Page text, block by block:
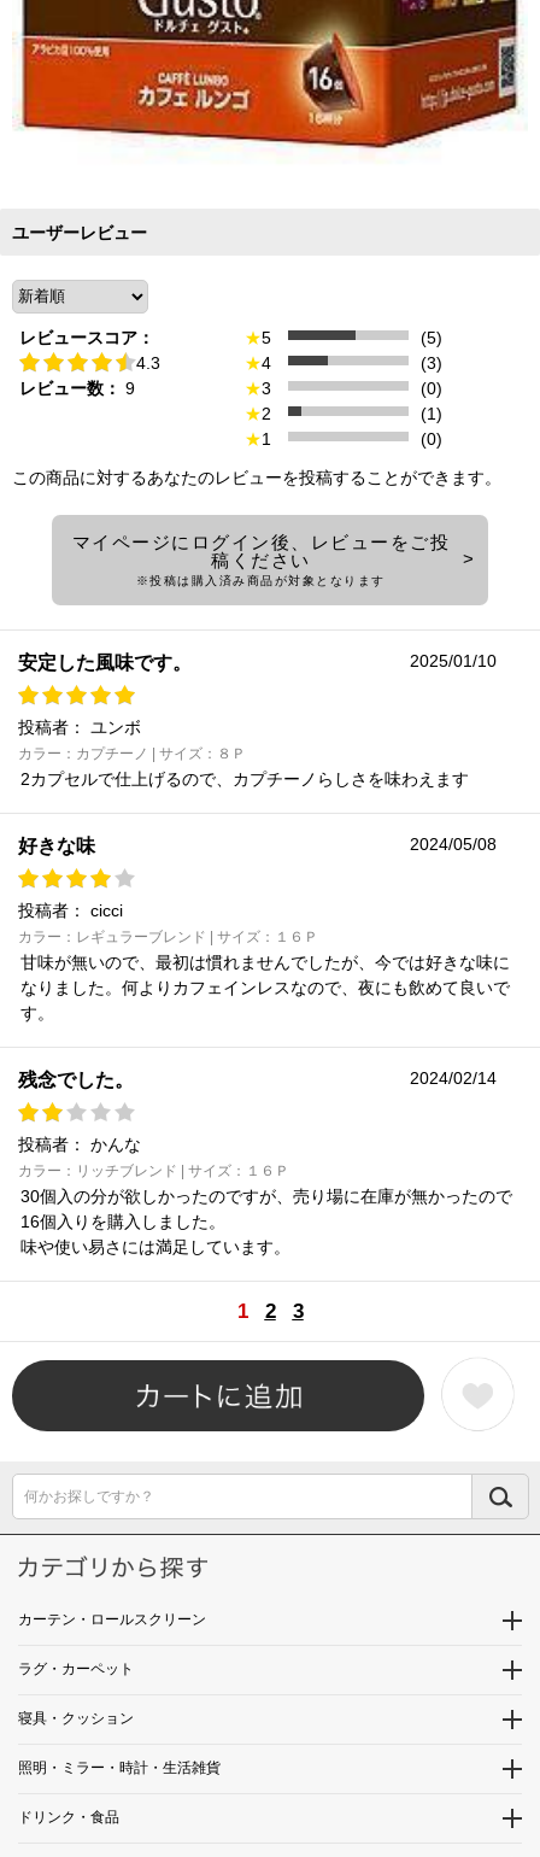
ユーザーレビュー
レビュースコア：
4.3
レビュー数： 9
★5
(5)
★4
(3)
★3
(0)
★2
(1)
★1
(0)
この商品に対するあなたのレビューを投稿することができます。
マイページにログイン後、レビューをご投
稿ください
※投稿は購入済み商品が対象となります
安定した風味です。 2025/01/10
投稿者： ユンボ
カラー：カプチーノ | サイズ：８Ｐ
2カプセルで仕上げるので、カプチーノらしさを味わえます
好きな味 2024/05/08
投稿者： cicci
カラー：レギュラーブレンド | サイズ：１６Ｐ
甘味が無いので、最初は慣れませんでしたが、今では好きな味に
なりました。何よりカフェインレスなので、夜にも飲めて良いで
す。
残念でした。 2024/02/14
投稿者： かんな
カラー：リッチブレンド | サイズ：１６Ｐ
30個入の分が欲しかったのですが、売り場に在庫が無かったので
16個入りを購入しました。
味や使い易さには満足しています。
1 2 3
何かお探しですか？
カーテン・ロールスクリーン
ラグ・カーペット
寝具・クッション
照明・ミラー・時計・生活雑貨
ドリンク・食品